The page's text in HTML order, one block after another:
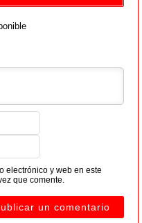
electrónico y web en este
que comente.